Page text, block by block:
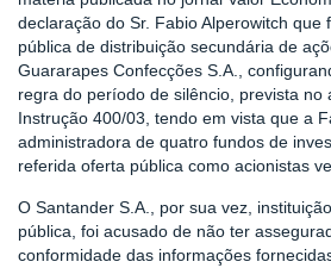
declaração do Sr. Fabio Alperowitch que
pública de distribuição secundária de
Guararapes Confecções S.A.,
regra do período de silêncio, prevista no
Instrução 400/03, tendo em vista que a
administradora de quatro fundos de
referida oferta pública como acionistas
O Santander S.A., por sua vez,
pública, foi acusado de não ter
conformidade das informações